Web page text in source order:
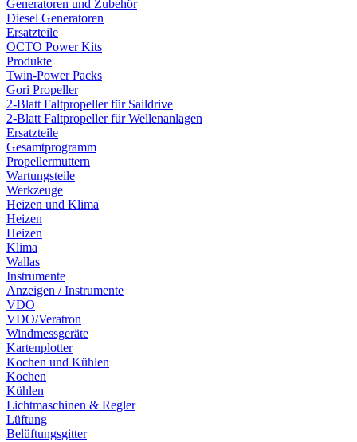
Generatoren und Zubehör
Diesel Generatoren
Ersatzteile
OCTO Power Kits
Produkte
Twin-Power Packs
Gori Propeller
2-Blatt Faltpropeller für Saildrive
2-Blatt Faltpropeller für Wellenanlagen
Ersatzteile
Gesamtprogramm
Propellermuttern
Wartungsteile
Werkzeuge
Heizen und Klima
Heizen
Heizen
Klima
Wallas
Instrumente
Anzeigen / Instrumente
VDO
VDO/Veratron
Windmessgeräte
Kartenplotter
Kochen und Kühlen
Kochen
Kühlen
Lichtmaschinen & Regler
Lüftung
Belüftungsgitter